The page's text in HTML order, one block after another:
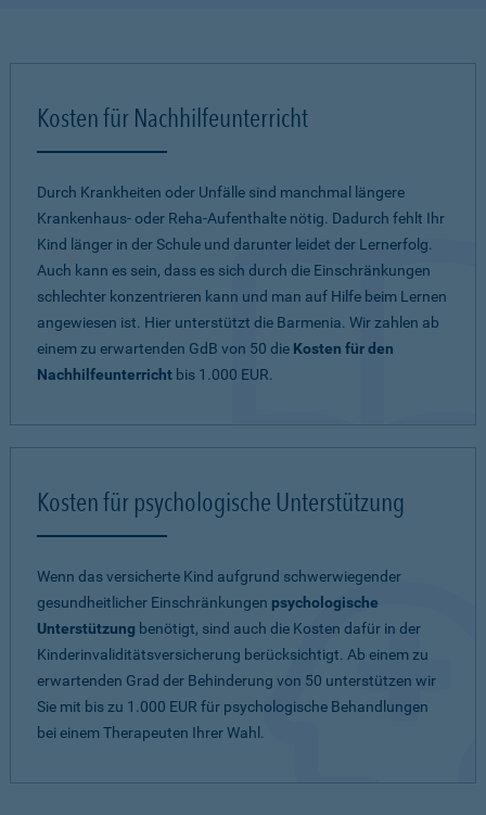
Kosten für Nachhilfeunterricht
Durch Krankheiten oder Unfälle sind manchmal längere
Krankenhaus- oder Reha-Aufenthalte nötig. Dadurch fehlt Ihr
Kind länger in der Schule und darunter leidet der Lernerfolg.
Auch kann es sein, dass es sich durch die Einschränkungen
schlechter konzentrieren kann und man auf Hilfe beim Lernen
angewiesen ist. Hier unterstützt die Barmenia. Wir zahlen ab
einem zu erwartenden GdB von 50 die Kosten für den
Nachhilfeunterricht bis 1.000 EUR.
Kosten für psychologische Unterstützung
Wenn das versicherte Kind aufgrund schwerwiegender
gesundheitlicher Einschränkungen psychologische
Unterstützung benötigt, sind auch die Kosten dafür in der
Kinderinvaliditätsversicherung berücksichtigt. Ab einem zu
erwartenden Grad der Behinderung von 50 unterstützen wir
Sie mit bis zu 1.000 EUR für psychologische Behandlungen
bei einem Therapeuten Ihrer Wahl.